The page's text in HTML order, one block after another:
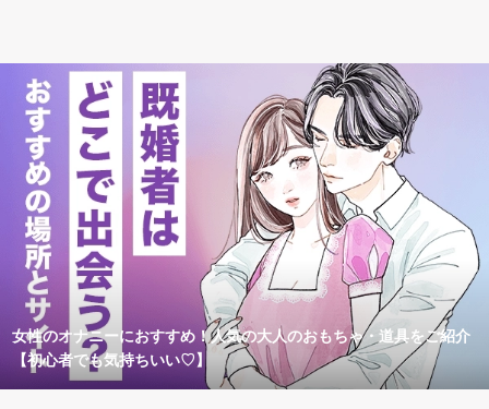
女性のオナニーにおすすめ！人気の大人のおもちゃ・道具をご紹介
【初心者でも気持ちいい♡】